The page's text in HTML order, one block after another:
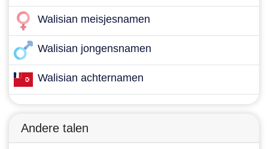
Walisian meisjesnamen
Walisian jongensnamen
Walisian achternamen
Andere talen